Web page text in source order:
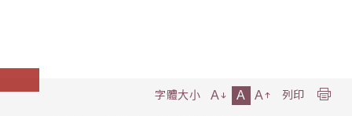
字體大小 A A A 列印